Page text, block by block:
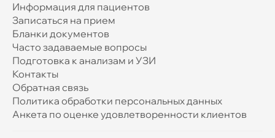
Информация для пациентов
Записаться на прием
Бланки документов
Часто задаваемые вопросы
Подготовка к анализам и УЗИ
Контакты
Обратная связь
Политика обработки персональных данных
Анкета по оценке удовлетворенности клиентов